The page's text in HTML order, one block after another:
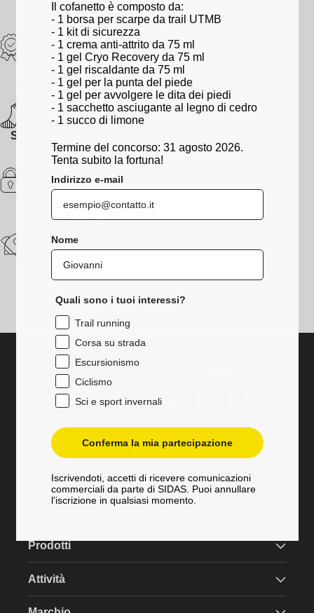
Garanzia di 2 anni
Prodotti garantiti contro i difetti
Soddisfatto o rimborsato
Resi entro 30 giorni
Pagamento sicuro
Dati protetti
Spedizione veloce
Instagram
TikTokFacebook
YouTube
StravaLinkedIn
Twitter
+33 9 71 00 10 48
service@sidas.com
Prodotti
Attività
Il cofanetto è composto da:
- 1 borsa per scarpe da trail UTMB
- 1 kit di sicurezza
- 1 crema anti-attrito da 75 ml
- 1 gel Cryo Recovery da 75 ml
- 1 gel riscaldante da 75 ml
- 1 gel per la punta del piede
- 1 gel per avvolgere le dita dei piedi
- 1 sacchetto asciugante al legno di cedro
- 1 succo di limone
Termine del concorso: 31 agosto 2026.
Tenta subito la fortuna!
Indirizzo e-mail
Nome
Quali sono i tuoi interessi?
Trail running
Corsa su strada
Escursionismo
Ciclismo
Sci e sport invernali
Conferma la mia partecipazione
Iscrivendoti, accetti di ricevere comunicazioni
commerciali da parte di SIDAS. Puoi annullare
l'iscrizione in qualsiasi momento.